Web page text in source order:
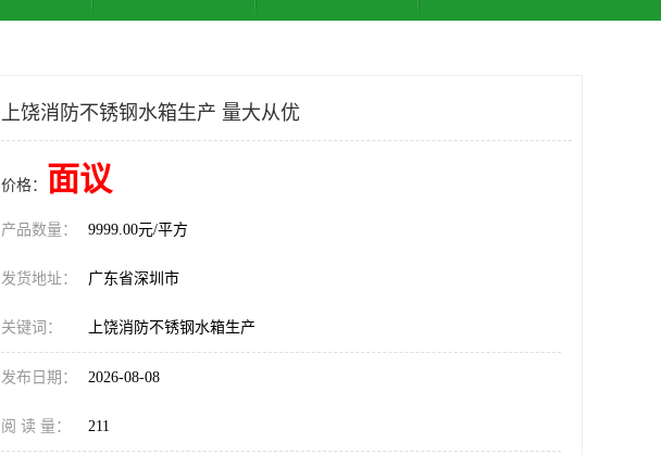
上饶消防不锈钢水箱生产 量大从优
价格： 面议
产品数量： 9999.00元/平方
发货地址： 广东省深圳市
关键词： 上饶消防不锈钢水箱生产
发布日期： 2026-08-08
阅 读 量： 211